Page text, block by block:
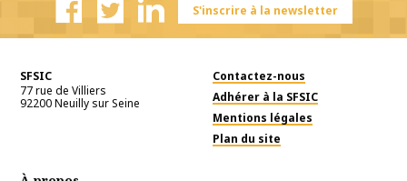
S'inscrire à la newsletter
SFSIC
77 rue de Villiers
92200Neuilly sur Seine
Contactez-nous
Adhérer à la SFSIC
Mentions légales
Plan du site